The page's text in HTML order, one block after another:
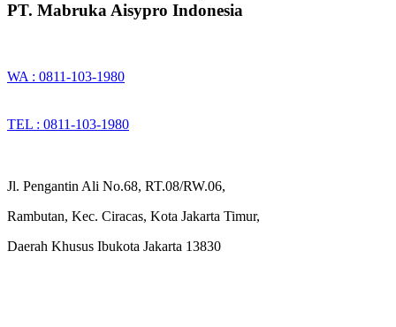
PT. Mabruka Aisypro Indonesia
WA : 0811-103-1980
TEL : 0811-103-1980
Jl. Pengantin Ali No.68, RT.08/RW.06,
Rambutan, Kec. Ciracas, Kota Jakarta Timur,
Daerah Khusus Ibukota Jakarta 13830